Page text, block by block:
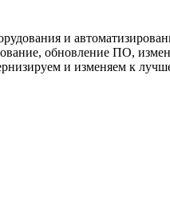
и
обновление ПО,
и изменяем к